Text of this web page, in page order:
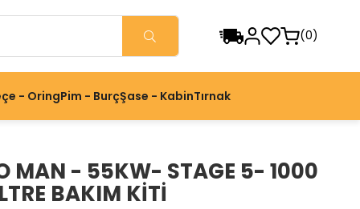
0
- OringPim - BurçŞase - KabinTırnak
MAN - 55KW- STAGE 5- 1000
BAKIM KİTİ